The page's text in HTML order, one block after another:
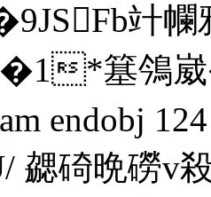
竍幱
*簊鳹崴
endobj
碕晩磱v殺